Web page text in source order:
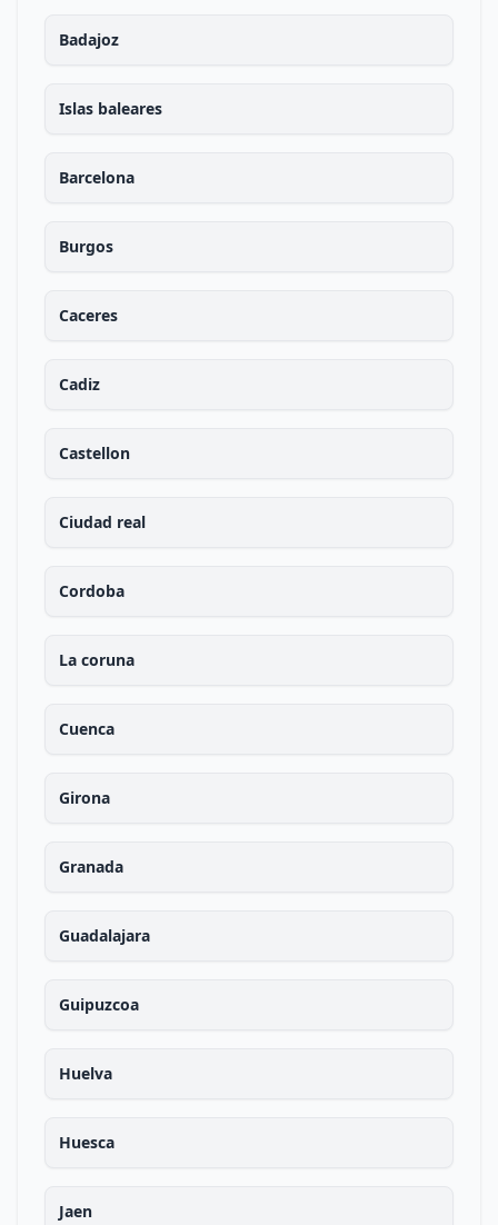
Badajoz
Islas baleares
Barcelona
Burgos
Caceres
Cadiz
Castellon
Ciudad real
Cordoba
La coruna
Cuenca
Girona
Granada
Guadalajara
Guipuzcoa
Huelva
Huesca
Jaen